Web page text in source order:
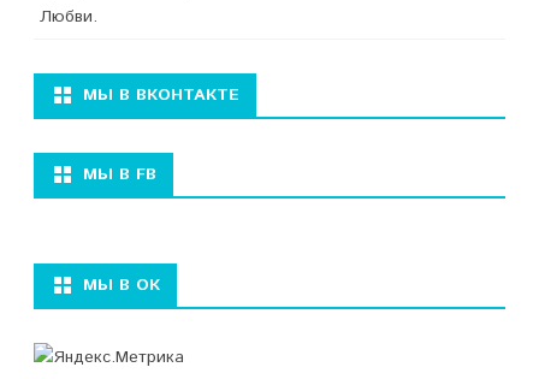
Любви.
МЫ В ВКОНТАКТЕ
МЫ В FB
МЫ В ОК